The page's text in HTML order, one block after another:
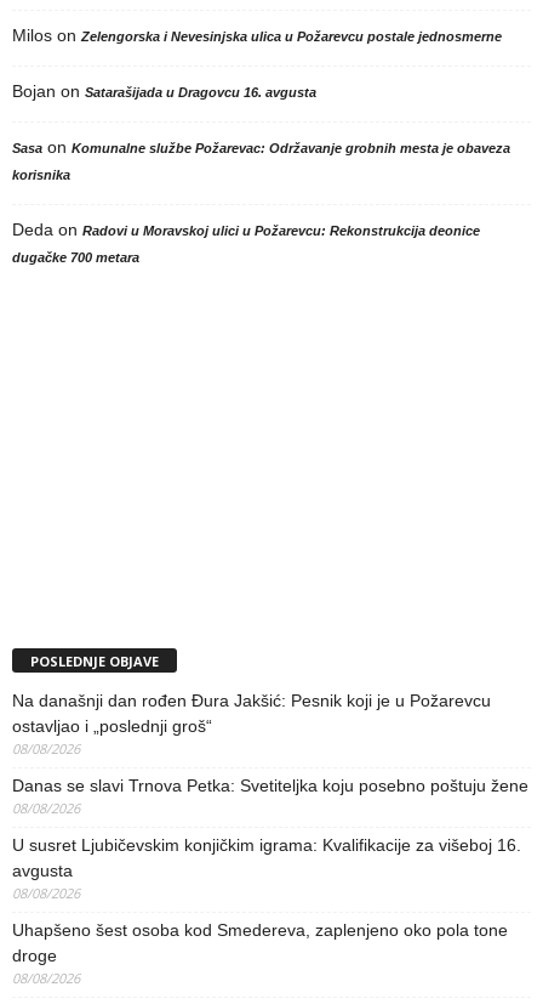
Milos on Zelengorska i Nevesinjska ulica u Požarevcu postale jednosmerne
Bojan on Satarašijada u Dragovcu 16. avgusta
Sasa on Komunalne službe Požarevac: Održavanje grobnih mesta je obaveza
korisnika
Deda on Radovi u Moravskoj ulici u Požarevcu: Rekonstrukcija deonice
dugačke 700 metara
POSLEDNJE OBJAVE
Na današnji dan rođen Đura Jakšić: Pesnik koji je u Požarevcu
ostavljao i „poslednji groš“
08/08/2026
Danas se slavi Trnova Petka: Svetiteljka koju posebno poštuju žene
08/08/2026
U susret Ljubičevskim konjičkim igrama: Kvalifikacije za višeboj 16.
avgusta
08/08/2026
Uhapšeno šest osoba kod Smedereva, zaplenjeno oko pola tone
droge
08/08/2026